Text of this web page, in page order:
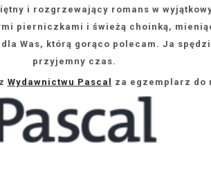
i rozgrzewający romans w
pierniczkami i świeżą choinką,
Was, którą gorąco polecam. Ja
przyjemny czas.
Wydawnictwu Pascal za egzemplarz do